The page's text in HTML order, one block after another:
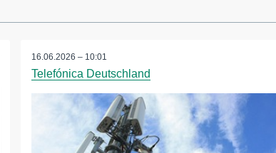
16.06.2026 – 10:01
Telefónica Deutschland